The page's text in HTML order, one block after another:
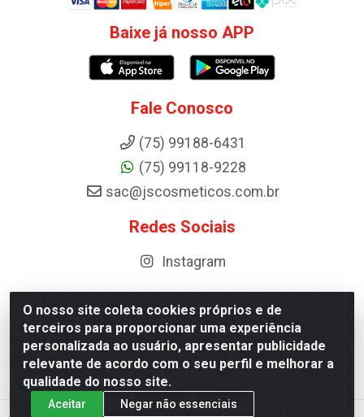
O nosso site coleta cookies próprios e de
terceiros para proporcionar uma experiência
personalizada ao usuário, apresentar publicidade
relevante de acordo com o seu perfil e melhorar a
qualidade do nosso site.
Aceitar Negar não essenciais
Baixe já nosso APP
Fale Conosco
(75) 99188-6431
(75) 99118-9228
sac@jscosmeticos.com.br
Redes Sociais
Instagram
Distribuidora de Cosméticos Antoneto LTDA - BA-052,
km 87 - Industrial, Ipirá - BA, 44600-000 - CNPJ
10.984.107/0001-75